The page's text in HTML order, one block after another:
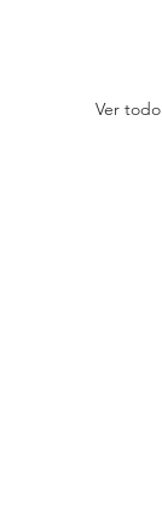
Ver todo